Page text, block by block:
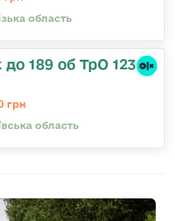
область
189 об ТрО 123
грн
область